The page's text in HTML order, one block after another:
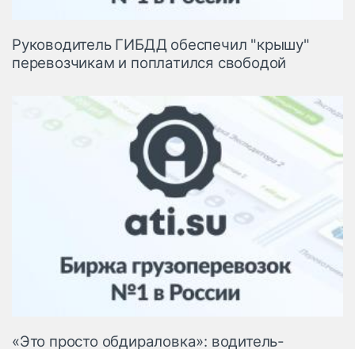
Руководитель ГИБДД обеспечил "крышу"
перевозчикам и поплатился свободой
«Это просто обдираловка»: водитель-